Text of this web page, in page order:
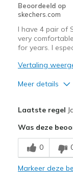
View On Shoes
Beoordeeld op
skechers.com
I have 4 pair of
very
for years. I
Vertaling
Meer details
Beste
Casual Wear
Going Out
Laatste regel
Was deze
0
Markeer deze